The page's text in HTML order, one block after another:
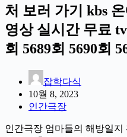
처 보러 가기 kbs
영상 실시간 무료
회 5689회 5690회
잡학다식
10월 8, 2023
인간극장
인간극장 엄마들의 해방일